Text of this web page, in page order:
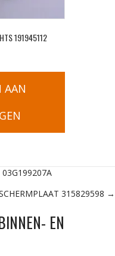
191945112
AAN
315829598 →
EN